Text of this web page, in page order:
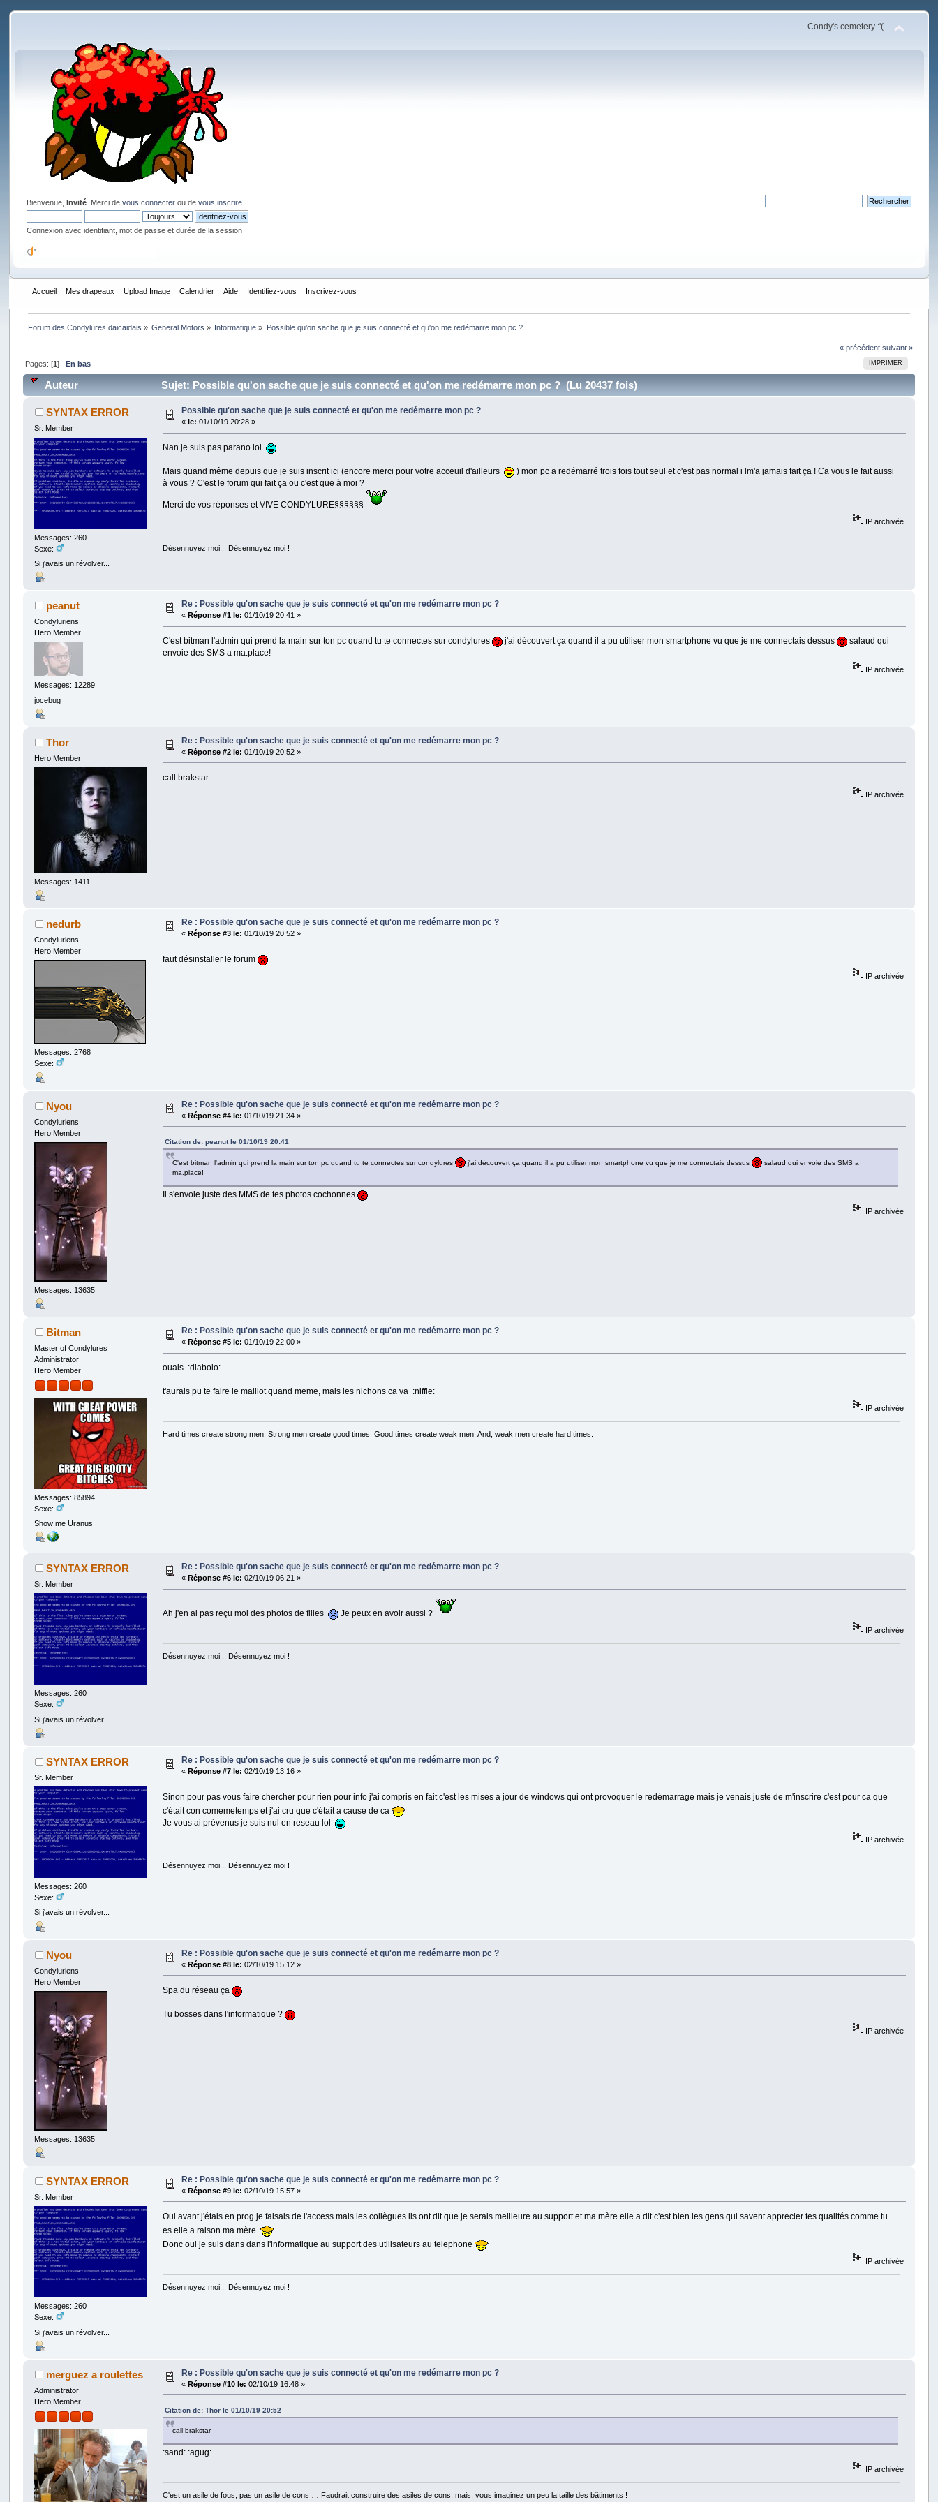
Condy's cemetery :'(
Bienvenue,Invité . Merci devous connecter ou devous inscrire
Connexion avec identifiant, mot de passe et durée de la session
Accueil Mes drapeaux Upload Image Calendrier Aide Identifiez-vous Inscrivez-vous
Forum des Condylures daicaidais » General Motors » Informatique » Possible qu'on sache que je suis connecté et qu'on me redémarre mon pc ?
« précédent suivant »
IMPRIMER
Pages: [1] En bas
Auteur Sujet: Possible qu'on sache que je suis connecté et qu'on me redémarre mon pc ? (Lu 20437 fois)
SYNTAX ERROR
Sr. Member
Messages: 260
Sexe:
Si j'avais un révolver...
Possible qu'on sache que je suis connecté et qu'on me redémarre mon pc ?
« le: 01/10/19 20:28 »
Nan je suis pas parano lol
Mais quand même depuis que je suis inscrit ici (encore merci pour votre acceuil d'ailleurs
) mon pc a redémarré trois fois tout seul et c'est pas normal i lm'a jamais fait ça ! Ca vous le fait aussi
à vous ? C'est le forum qui fait ça ou c'est que à moi ?
Merci de vos réponses et VIVE CONDYLURE§§§§§§
IP archivée
Désennuyez moi... Désennuyez moi !
peanut
Condyluriens
Hero Member
Messages: 12289
jocebug
Re : Possible qu'on sache que je suis connecté et qu'on me redémarre mon pc ?
«Réponse #1 le: 01/10/19 20:41 »
C'est bitman l'admin qui prend la main sur ton pc quand tu te connectes sur condylures j'ai découvert ça quand il a pu utiliser mon smartphone vu que je me connectais dessus
salaud qui
envoie des SMS a ma.place!
IP archivée
Thor
Hero Member
Messages: 1411
Re : Possible qu'on sache que je suis connecté et qu'on me redémarre mon pc ?
«Réponse #2 le: 01/10/19 20:52 »
call brakstar
IP archivée
nedurb
Condyluriens
Hero Member
Messages: 2768
Sexe:
Re : Possible qu'on sache que je suis connecté et qu'on me redémarre mon pc ?
« Réponse #3 le: 01/10/19 20:52 »
faut désinstaller le forum
IP archivée
Nyou
Condyluriens
Hero Member
Messages: 13635
Re : Possible qu'on sache que je suis connecté et qu'on me redémarre mon pc ?
«Réponse #4 le: 01/10/19 21:34 »
Citation de: peanut le 01/10/19 20:41
C'est bitman l'admin qui prend la main sur ton pc quand tu te connectes sur condylures j'ai découvert ça quand il a pu utiliser mon smartphone vu que je me connectais dessus
salaud qui envoie des SMS a
ma.place!
Il s'envoie juste des MMS de tes photos cochonnes
IP archivée
Bitman
Master of Condylures
Administrator
Hero Member
Messages: 85894
Sexe:
Show me Uranus
Re : Possible qu'on sache que je suis connecté et qu'on me redémarre mon pc ?
«Réponse #5 le: 01/10/19 22:00 »
ouais :diabolo:
t'aurais pu te faire le maillot quand meme, mais les nichons ca va :niffle:
IP archivée
Hard times create strong men. Strong men create good times. Good times create weak men. And, weak men create hard times.
SYNTAX ERROR
Sr. Member
Messages: 260
Sexe:
Si j'avais un révolver...
Re : Possible qu'on sache que je suis connecté et qu'on me redémarre mon pc ?
«Réponse #6 le: 02/10/19 06:21 »
Ah j'en ai pas reçu moi des photos de filles Je peux en avoir aussi ?
IP archivée
Désennuyez moi... Désennuyez moi !
SYNTAX ERROR
Sr. Member
Messages: 260
Sexe:
Si j'avais un révolver...
Re : Possible qu'on sache que je suis connecté et qu'on me redémarre mon pc ?
«Réponse #7 le: 02/10/19 13:16 »
Sinon pour pas vous faire chercher pour rien pour info j'ai compris en fait c'est les mises a jour de windows qui ont provoquer le redémarrage mais je venais juste de m'inscrire c'est pour ca que
c'était con comemetemps et j'ai cru que c'était a cause de ca
Je vous ai prévenus je suis nul en reseau lol
IP archivée
Désennuyez moi... Désennuyez moi !
Nyou
Condyluriens
Hero Member
Messages: 13635
Re : Possible qu'on sache que je suis connecté et qu'on me redémarre mon pc ?
«Réponse #8 le: 02/10/19 15:12 »
Spa du réseau ça
Tu bosses dans l'informatique ?
IP archivée
SYNTAX ERROR
Sr. Member
Messages: 260
Sexe:
Si j'avais un révolver...
Re : Possible qu'on sache que je suis connecté et qu'on me redémarre mon pc ?
«Réponse #9 le: 02/10/19 15:57 »
Oui avant j'étais en prog je faisais de l'access mais les collègues ils ont dit que je serais meilleure au support et ma mère elle a dit c'est bien les gens qui savent apprecier tes qualités comme tu
es elle a raison ma mère
Donc oui je suis dans dans l'informatique au support des utilisateurs au telephone
IP archivée
Désennuyez moi... Désennuyez moi !
merguez a roulettes
Administrator
Hero Member
Re : Possible qu'on sache que je suis connecté et qu'on me redémarre mon pc ?
«Réponse #10 le: 02/10/19 16:48 »
Citation de: Thor le 01/10/19 20:52
call brakstar
:sand: :agug:
IP archivée
C'est un asile de fous, pas un asile de cons … Faudrait construire des asiles de cons, mais, vous imaginez un peu la taille des bâtiments !